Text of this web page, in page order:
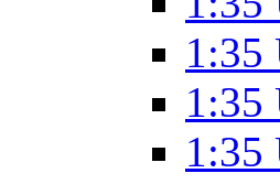
1:35
1:35
1:35